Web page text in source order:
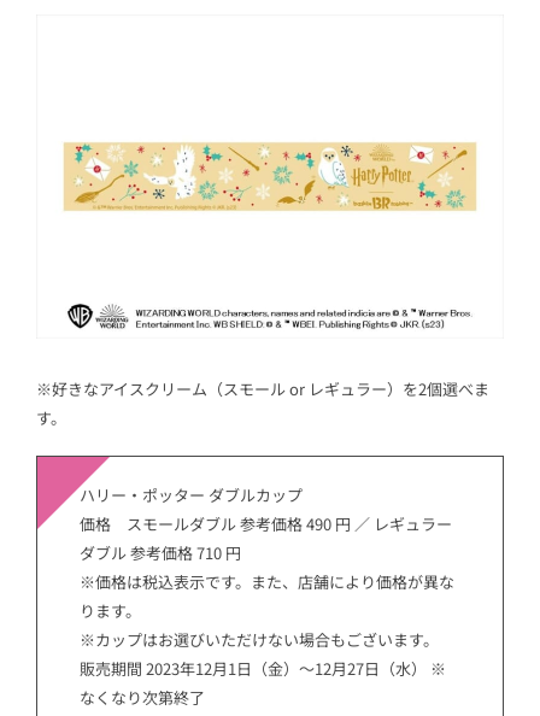
※好きなアイスクリーム（スモール or レギュラー）を2個選べま
す。
ハリー・ポッター ダブルカップ
価格 スモールダブル 参考価格 490 円 ／ レギュラー
ダブル 参考価格 710 円
※価格は税込表示です。また、店舗により価格が異な
ります。
※カップはお選びいただけない場合もございます。
販売期間 2023年12月1日（金）～12月27日（水） ※
なくなり次第終了